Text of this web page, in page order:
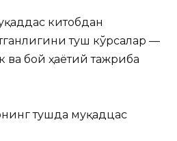
китобдан
туш кўрсалар —
бой ҳаётий тажриба
тушда муқадцас